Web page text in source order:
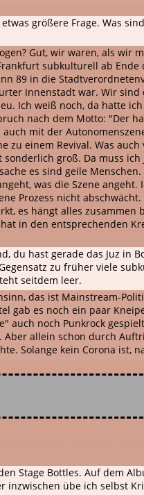
größere Frage. Was
Gut, wir waren, als wir
subkulturell ab
89 in die
Innenstadt war. Wir sind
Ich weiß noch, da hatte
nach dem Motto: "Der
mit der
zu einem Revival. Was
groß. Da muss
es sind geile
was die Szene
Prozess nicht
es hängt alles
in den entsprechenden
du hast gerade das Juz in
zu früher viele
seitdem leer.
das ist Mainstream-
gab es noch ein paar
auch noch Punkrock
allein schon durch
Solange kein Corona ist,
Stage Bottles. Auf dem
inzwischen übe ich selbst